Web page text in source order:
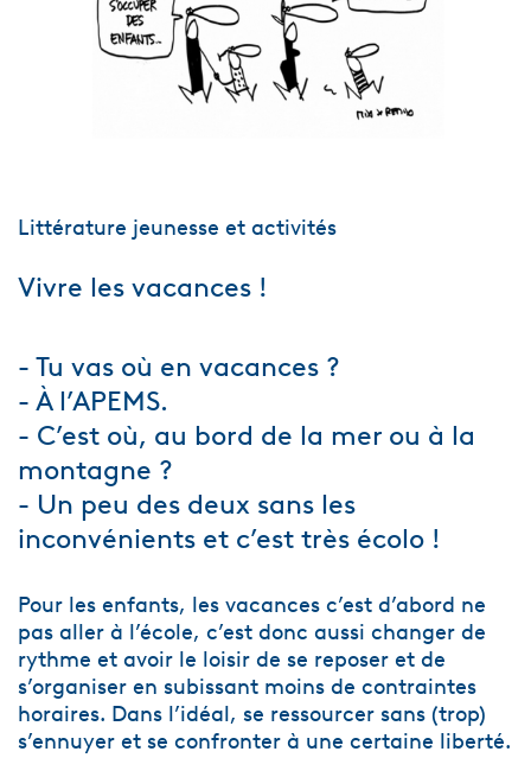
Littérature jeunesse et activités
Vivre les vacances !
- Tu vas où en vacances ?
- À l’APEMS.
- C’est où, au bord de la mer ou à la
montagne ?
- Un peu des deux sans les
inconvénients et c’est très écolo !
Pour les enfants, les vacances c’est d’abord ne
pas aller à l’école, c’est donc aussi changer de
rythme et avoir le loisir de se reposer et de
s’organiser en subissant moins de contraintes
horaires. Dans l’idéal, se ressourcer sans (trop)
s’ennuyer et se confronter à une certaine liberté.